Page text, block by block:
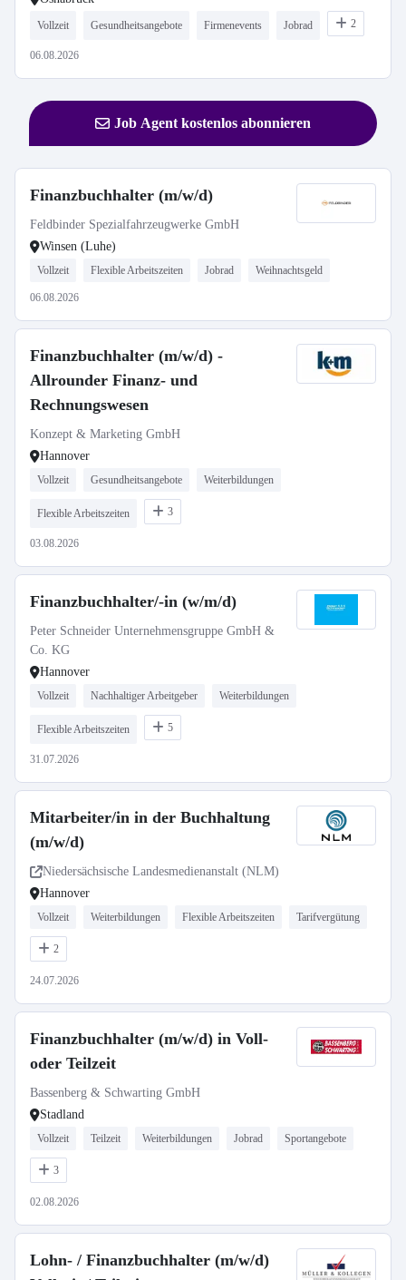
Vollzeit Gesundheitsangebote Firmenevents Jobrad 2
06.08.2026
Job Agent kostenlos abonnieren
Finanzbuchhalter (m/w/d)
Feldbinder Spezialfahrzeugwerke GmbH
Winsen (Luhe)
Vollzeit Flexible Arbeitszeiten Jobrad Weihnachtsgeld
06.08.2026
Finanzbuchhalter (m/w/d) -
Allrounder Finanz- und
Rechnungswesen
Konzept & Marketing GmbH
Hannover
Vollzeit Gesundheitsangebote Weiterbildungen
Flexible Arbeitszeiten 3
03.08.2026
Finanzbuchhalter/-in (w/m/d)
Peter Schneider Unternehmensgruppe GmbH &
Co. KG
Hannover
Vollzeit Nachhaltiger Arbeitgeber Weiterbildungen
Flexible Arbeitszeiten 5
31.07.2026
Mitarbeiter/in in der Buchhaltung
(m/w/d)
Niedersächsische Landesmedienanstalt (NLM)
Hannover
Vollzeit Weiterbildungen Flexible Arbeitszeiten Tarifvergütung
2
24.07.2026
Finanzbuchhalter (m/w/d) in Voll-
oder Teilzeit
Bassenberg & Schwarting GmbH
Stadland
Vollzeit Teilzeit Weiterbildungen Jobrad Sportangebote
3
02.08.2026
Lohn- / Finanzbuchhalter (m/w/d)